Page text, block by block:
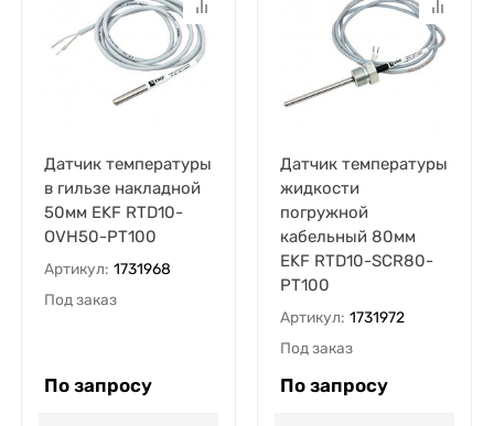
Датчик температуры
в гильзе накладной
50мм EKF RTD10-
OVH50-PT100
Артикул: 1731968
Под заказ
По запросу
Датчик температуры
жидкости
погружной
кабельный 80мм
EKF RTD10-SCR80-
PT100
Артикул: 1731972
Под заказ
По запросу